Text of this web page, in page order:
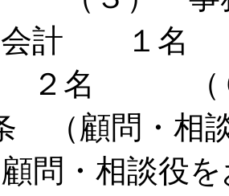
会計 １名
（６
（顧問・相
問・相談役